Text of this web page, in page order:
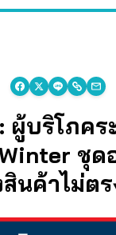
ผู้บริโภคร
ชุด
นค้าไม่ต